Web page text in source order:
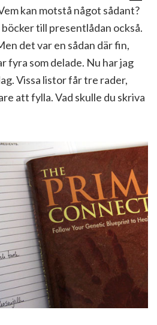
kan motstå något sådant?
till presentlådan också.
det var en sådan där fin,
fyra som delade. Nu har jag
Vissa listor får tre rader,
att fylla. Vad skulle du skriva